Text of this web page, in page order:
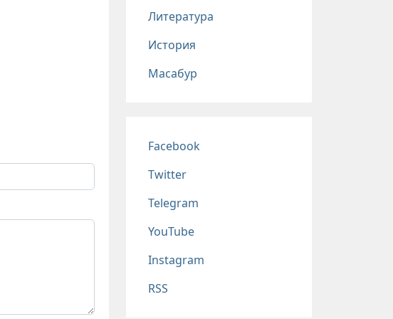
Литература
История
Масабур
Соц сети
Facebook
Twitter
Telegram
YouTube
Instagram
RSS